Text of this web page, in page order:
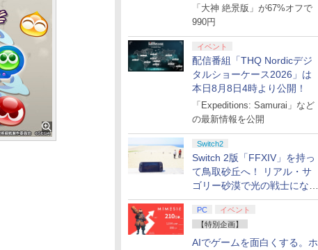
「大神 絶景版」が67%オフで
990円
イベント
配信番組「THQ Nordicデジ
タルショーケース2026」は
本日8月8日4時より公開！
「Expeditions: Samurai」など
の最新情報を公開
Switch2
Switch 2版「FFXIV」を持っ
て鳥取砂丘へ！ リアル・サ
ゴリー砂漠で光の戦士になっ
てみた
PC
イベント
【特別企画】
AIでゲームを面白くする。ホ